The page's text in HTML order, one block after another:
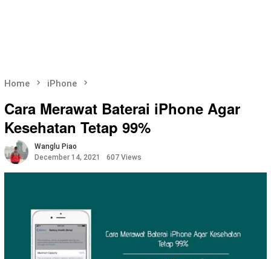
Home iPhone
Cara Merawat Baterai iPhone Agar
Kesehatan Tetap 99%
Wanglu Piao
December 14, 2021
607 Views